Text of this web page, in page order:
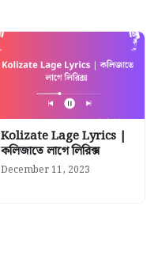
Kolizate Lage Lyrics |
কলিজাতে লাগে লিরিক্স
December 11, 2023